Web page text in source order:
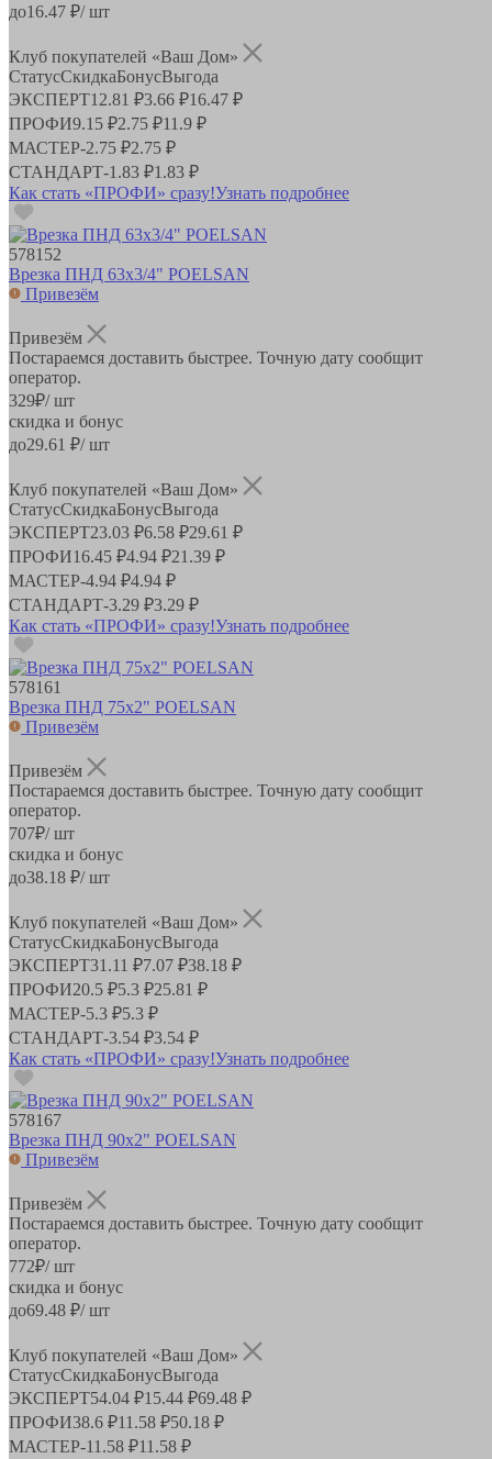
до16.47 ₽/ шт
Клуб покупателей «Ваш Дом»
СтатусСкидкаБонусВыгода
ЭКСПЕРТ12.81 ₽3.66 ₽16.47 ₽
ПРОФИ9.15 ₽2.75 ₽11.9 ₽
МАСТЕР-2.75 ₽2.75 ₽
СТАНДАРТ-1.83 ₽1.83 ₽
Как стать «ПРОФИ» сразу!Узнать подробнее
578152
Врезка ПНД 63х3/4" POELSAN
Привезём
Привезём
Постараемся доставить быстрее. Точную дату сообщит
оператор.
329₽/ шт
скидка и бонус
до29.61 ₽/ шт
Клуб покупателей «Ваш Дом»
СтатусСкидкаБонусВыгода
ЭКСПЕРТ23.03 ₽6.58 ₽29.61 ₽
ПРОФИ16.45 ₽4.94 ₽21.39 ₽
МАСТЕР-4.94 ₽4.94 ₽
СТАНДАРТ-3.29 ₽3.29 ₽
Как стать «ПРОФИ» сразу!Узнать подробнее
578161
Врезка ПНД 75х2" POELSAN
Привезём
Привезём
Постараемся доставить быстрее. Точную дату сообщит
оператор.
707₽/ шт
скидка и бонус
до38.18 ₽/ шт
Клуб покупателей «Ваш Дом»
СтатусСкидкаБонусВыгода
ЭКСПЕРТ31.11 ₽7.07 ₽38.18 ₽
ПРОФИ20.5 ₽5.3 ₽25.81 ₽
МАСТЕР-5.3 ₽5.3 ₽
СТАНДАРТ-3.54 ₽3.54 ₽
Как стать «ПРОФИ» сразу!Узнать подробнее
578167
Врезка ПНД 90х2" POELSAN
Привезём
Привезём
Постараемся доставить быстрее. Точную дату сообщит
оператор.
772₽/ шт
скидка и бонус
до69.48 ₽/ шт
Клуб покупателей «Ваш Дом»
СтатусСкидкаБонусВыгода
ЭКСПЕРТ54.04 ₽15.44 ₽69.48 ₽
ПРОФИ38.6 ₽11.58 ₽50.18 ₽
МАСТЕР-11.58 ₽11.58 ₽